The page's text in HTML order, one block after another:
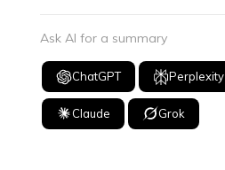
Ask AI for a summary
ChatGPT Perplexity
Claude Grok